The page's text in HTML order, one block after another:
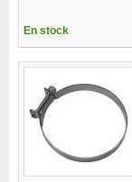
En stock